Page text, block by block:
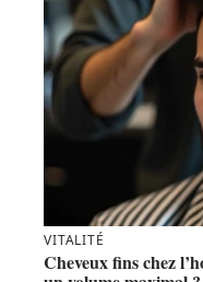
VITALITÉ
Cheveux fins chez